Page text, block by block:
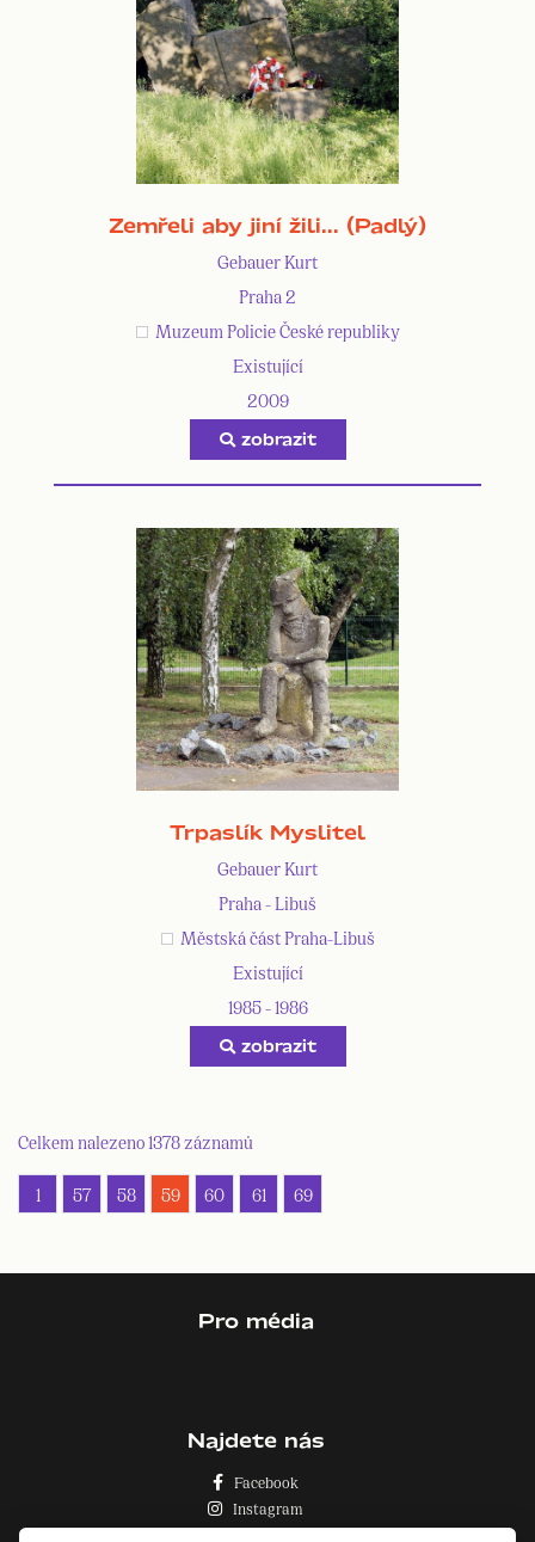
Zemřeli aby jiní žili... (Padlý)
Gebauer Kurt
Praha 2
Muzeum Policie České republiky
Existující
2009
zobrazit
Trpaslík Myslitel
Gebauer Kurt
Praha - Libuš
Městská část Praha-Libuš
Existující
1985 - 1986
zobrazit
Celkem nalezeno 1378 záznamů
1 57 58 59 60 61 69
Pro média
Najdete nás
Facebook
Instagram
Zásady o používání cookies